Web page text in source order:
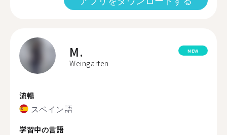
M.
Weingarten
NEW
流暢
スペイン語
学習中の言語